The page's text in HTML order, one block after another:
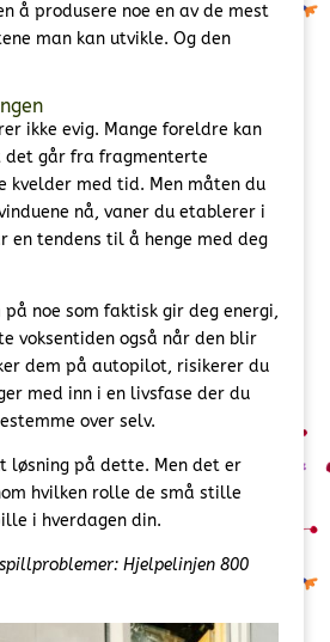
å produsere noe en av de mest
man kan utvikle. Og den
ikke evig. Mange foreldre kan
det går fra fragmenterte
kvelder med tid. Men måten du
nå, vaner du etablerer i
en tendens til å henge med deg
på noe som faktisk gir deg energi,
voksentiden også når den blir
dem på autopilot, risikerer du
med inn i en livsfase der du
over selv.
løsning på dette. Men det er
hvilken rolle de små stille
i hverdagen din.
Hjelpelinjen 800